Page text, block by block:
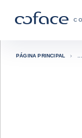
Volver a la página
PÁGINA PRINCIPAL